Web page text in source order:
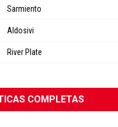
COMPLETAS